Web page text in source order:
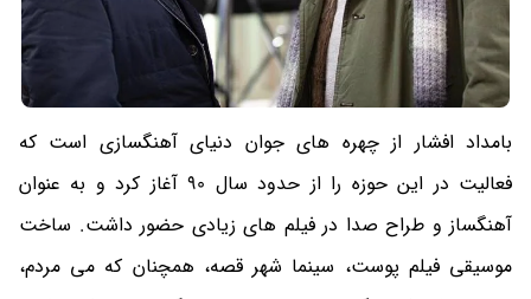
بامداد افشار از چهره های جوان دنیای آهنگسازی است که
فعالیت در این حوزه را از حدود سال 90 آغاز کرد و به عنوان
آهنگساز و طراح صدا در فیلم های زیادی حضور داشت. ساخت
موسیقی فیلم پوست، سینما شهر قصه، همچنان که می مردم،